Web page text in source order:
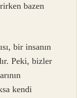
bazen
bir insanın
Peki, bizler
kendi